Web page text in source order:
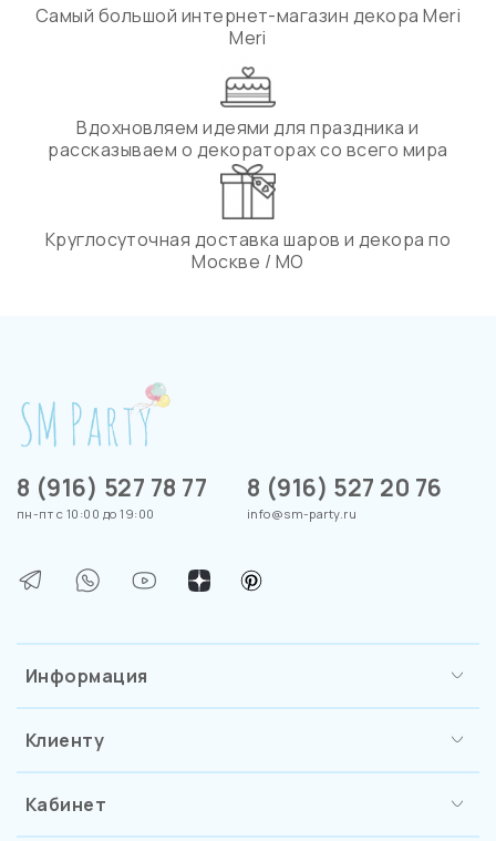
Самый большой интернет-магазин декора Meri
Meri
Вдохновляем идеями для праздника и
рассказываем о декораторах со всего мира
Круглосуточная доставка шаров и декора по
Москве / МО
Информация
Клиенту
Кабинет
8 (916) 527 78 77
пн-пт с 10:00 до 19:00
8 (916) 527 20 76
info@sm-party.ru